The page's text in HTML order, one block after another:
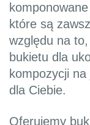
które są
względu na
bukietu dla
kompozycji
dla Ciebie.
Oferujemy